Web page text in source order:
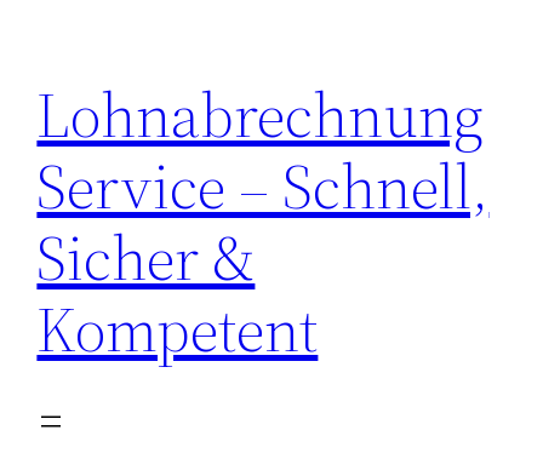
springen
Lohnabrechnung
Service – Schnell,
Sicher &
Kompetent